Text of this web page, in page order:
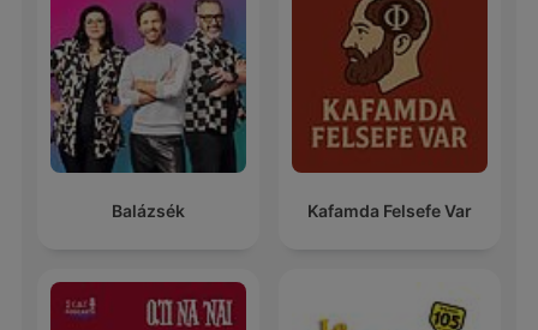
Balázsék Kafamda Felsefe Var